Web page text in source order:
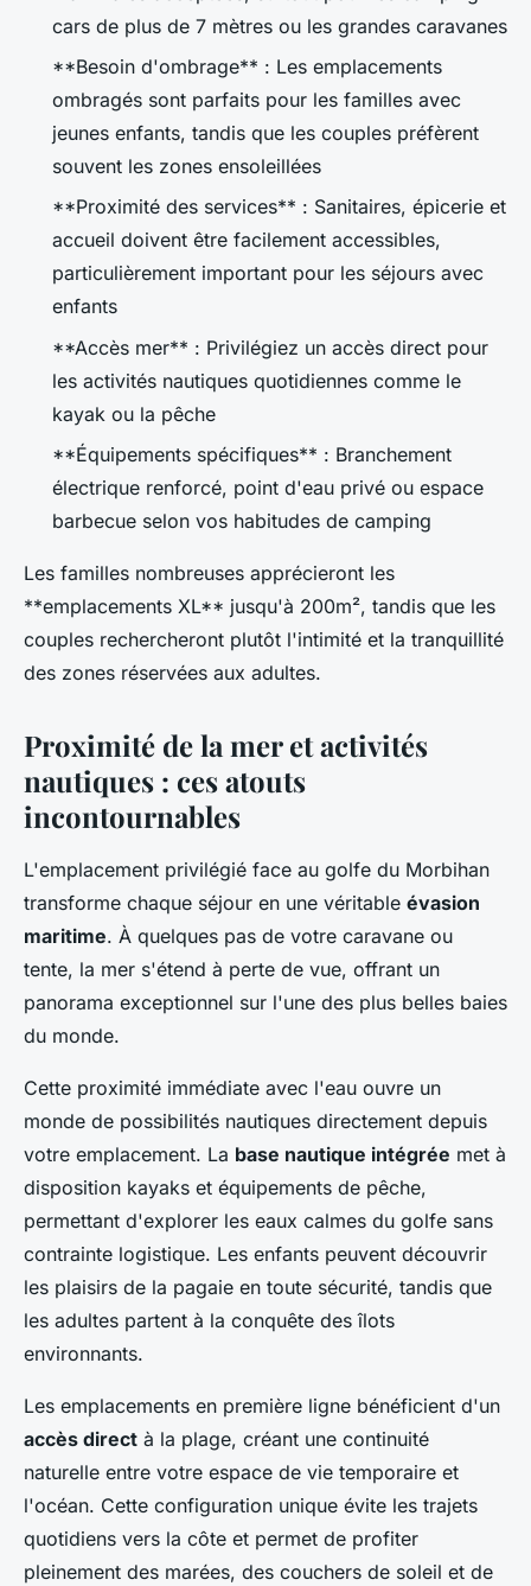
cars de plus de 7 mètres ou les grandes caravanes
**Besoin d'ombrage** : Les emplacements
ombragés sont parfaits pour les familles avec
jeunes enfants, tandis que les couples préfèrent
souvent les zones ensoleillées
**Proximité des services** : Sanitaires, épicerie et
accueil doivent être facilement accessibles,
particulièrement important pour les séjours avec
enfants
**Accès mer** : Privilégiez un accès direct pour
les activités nautiques quotidiennes comme le
kayak ou la pêche
**Équipements spécifiques** : Branchement
électrique renforcé, point d'eau privé ou espace
barbecue selon vos habitudes de camping
Les familles nombreuses apprécieront les
**emplacements XL** jusqu'à 200m², tandis que les
couples rechercheront plutôt l'intimité et la tranquillité
des zones réservées aux adultes.
Proximité de la mer et activités
nautiques : ces atouts
incontournables
L'emplacement privilégié face au golfe du Morbihan
transforme chaque séjour en une véritable évasion
maritime. À quelques pas de votre caravane ou
tente, la mer s'étend à perte de vue, offrant un
panorama exceptionnel sur l'une des plus belles baies
du monde.
Cette proximité immédiate avec l'eau ouvre un
monde de possibilités nautiques directement depuis
votre emplacement. La base nautique intégrée met à
disposition kayaks et équipements de pêche,
permettant d'explorer les eaux calmes du golfe sans
contrainte logistique. Les enfants peuvent découvrir
les plaisirs de la pagaie en toute sécurité, tandis que
les adultes partent à la conquête des îlots
environnants.
Les emplacements en première ligne bénéficient d'un
accès direct à la plage, créant une continuité
naturelle entre votre espace de vie temporaire et
l'océan. Cette configuration unique évite les trajets
quotidiens vers la côte et permet de profiter
pleinement des marées, des couchers de soleil et de